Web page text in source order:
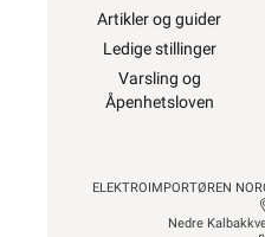
Artikler og guider
Ledige stillinger
Varsling og
Åpenhetsloven
ELEKTROIMPORTØREN
Nedre